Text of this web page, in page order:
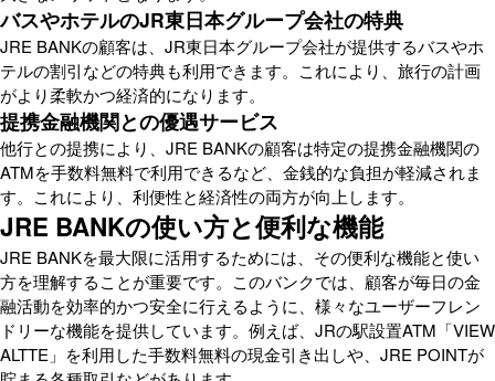
バスやホテルのJR東日本グループ会社の特典
JRE BANKの顧客は、JR東日本グループ会社が提供するバスやホ
テルの割引などの特典も利用できます。これにより、旅行の計画
がより柔軟かつ経済的になります。
提携金融機関との優遇サービス
他行との提携により、JRE BANKの顧客は特定の提携金融機関の
ATMを手数料無料で利用できるなど、金銭的な負担が軽減されま
す。これにより、利便性と経済性の両方が向上します。
JRE BANKの使い方と便利な機能
JRE BANKを最大限に活用するためには、その便利な機能と使い
方を理解することが重要です。このバンクでは、顧客が毎日の金
融活動を効率的かつ安全に行えるように、様々なユーザーフレン
ドリーな機能を提供しています。例えば、JRの駅設置ATM「VIEW
ALTTE」を利用した手数料無料の現金引き出しや、JRE POINTが